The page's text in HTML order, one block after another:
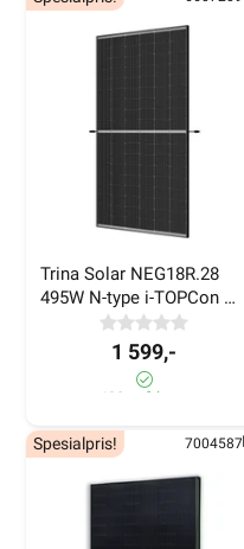
Trina Solar NEG18R.28
495W N-type i-TOPCon
1 599,-
690+ på lager
Spesialpris! 7004587